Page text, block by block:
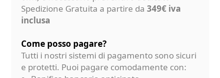
Spedizione Gratuita a partire da 349€ iva
inclusa
Come posso pagare?
Tutti i nostri sistemi di pagamento sono sicuri
e protetti. Puoi pagare comodamente con: